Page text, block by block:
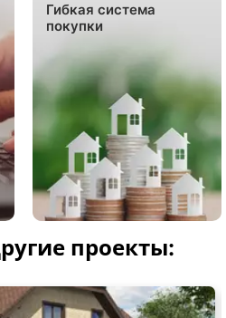
Гибкая система
покупки
проекты: